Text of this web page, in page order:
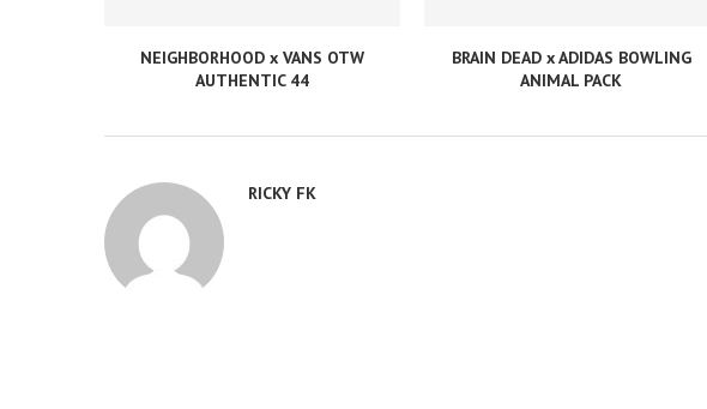
NEIGHBORHOOD x VANS OTW
AUTHENTIC 44
BRAIN DEAD x ADIDAS BOWLING
ANIMAL PACK
RICKY FK